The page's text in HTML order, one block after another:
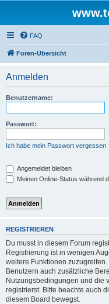
FAQ
Foren-Übersicht
Anmelden
Benutzername:
Passwort:
Ich habe mein Passwort vergessen
Angemeldet bleiben
Meinen Online-Status während
REGISTRIEREN
Du musst in diesem Forum
Registrierung ist in wenigen
weitere Funktionen
Benutzern auch zusätzliche
Nutzungsbedingungen und die
registrierst. Bitte beachte auch
diesem Board bewegst.